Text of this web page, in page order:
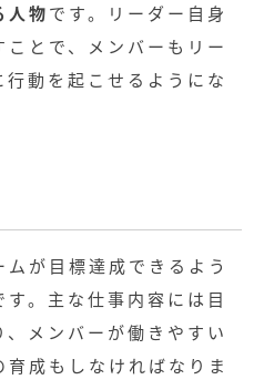
人物です。リーダー自身
とで、メンバーもリー
動を起こせるようにな
が目標達成できるよう
。主な仕事内容には目
メンバーが働きやすい
成もしなければなりま